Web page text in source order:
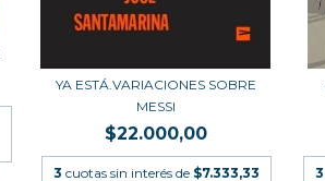
YA ESTÁ.VARIACIONES SOBRE
MESSI
$22.000,00
3 cuotas sin interés de $7.333,33 3